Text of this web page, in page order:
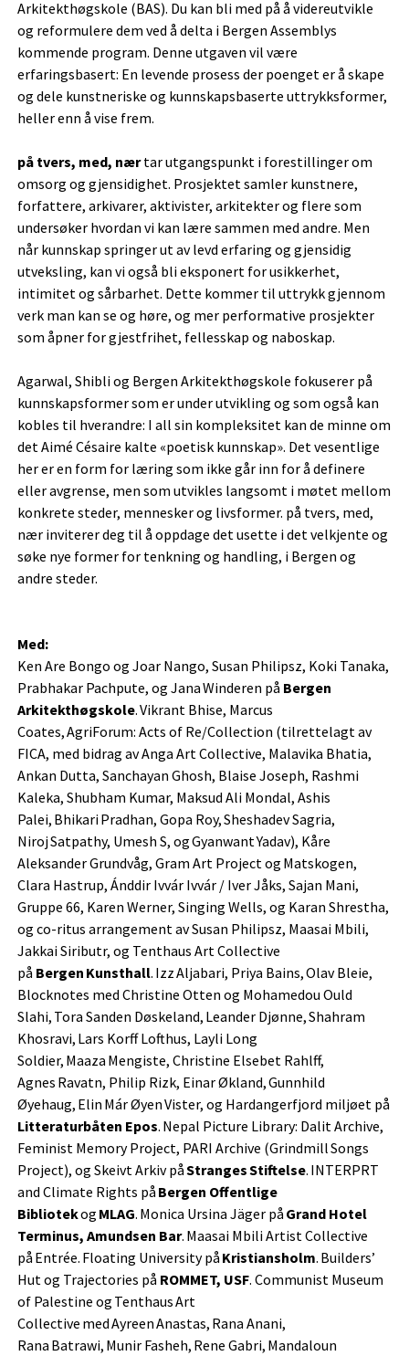
Arkitekthøgskole (BAS). Du kan bli med på å videreutvikle
og reformulere dem ved å delta i Bergen Assemblys
kommende program. Denne utgaven vil være
erfaringsbasert: En levende prosess der poenget er å skape
og dele kunstneriske og kunnskapsbaserte uttrykksformer,
heller enn å vise frem.
på tvers, med, nærtar utgangspunkt i forestillinger om
omsorg og gjensidighet. Prosjektet samler kunstnere,
forfattere, arkivarer, aktivister, arkitekter og flere som
undersøker hvordan vi kan lære sammen med andre. Men
når kunnskap springer ut av levd erfaring og gjensidig
utveksling, kan vi også bli eksponert for usikkerhet,
intimitet og sårbarhet. Dette kommer til uttrykk gjennom
verk man kan se og høre, og mer performative prosjekter
som åpner for gjestfrihet, fellesskap og naboskap.
Agarwal, Shibli og Bergen Arkitekthøgskole fokuserer på
kunnskapsformer som er under utvikling og som også kan
kobles til hverandre: I all sin kompleksitet kan de minne om
det Aimé Césaire kalte «poetisk kunnskap». Det vesentlige
her er en form for læring som ikke går inn for å definere
eller avgrense, men som utvikles langsomt i møtet mellom
konkrete steder, mennesker og livsformer. på tvers, med,
nær inviterer deg til å oppdage det usette i det velkjente og
søke nye former for tenkning og handling, i Bergen og
andre steder.
Med:
Ken Are Bongo og Joar Nango, Susan Philipsz, Koki Tanaka,
Prabhakar Pachpute, og Jana Winderen på Bergen
Arkitekthøgskole. Vikrant Bhise, Marcus
Coates, AgriForum: Acts of Re/Collection (tilrettelagt av
FICA, med bidrag av Anga Art Collective, Malavika Bhatia,
Ankan Dutta, Sanchayan Ghosh, Blaise Joseph, Rashmi
Kaleka, Shubham Kumar, Maksud Ali Mondal, Ashis
Palei, Bhikari Pradhan, Gopa Roy, Sheshadev Sagria,
Niroj Satpathy, Umesh S, og Gyanwant Yadav), Kåre
Aleksander Grundvåg, Gram Art Project og Matskogen,
Clara Hastrup, Ánddir Ivvár Ivvár / Iver Jåks, Sajan Mani,
Gruppe 66, Karen Werner, Singing Wells, og Karan Shrestha,
og co-ritus arrangement av Susan Philipsz, Maasai Mbili,
Jakkai Siributr, og Tenthaus Art Collective
på Bergen Kunsthall. Izz Aljabari, Priya Bains, Olav Bleie,
Blocknotes med Christine Otten og Mohamedou Ould
Slahi, Tora Sanden Døskeland, Leander Djønne, Shahram
Khosravi, Lars Korff Lofthus, Layli Long
Soldier, Maaza Mengiste, Christine Elsebet Rahlff,
Agnes Ravatn, Philip Rizk, Einar Økland, Gunnhild
Øyehaug, Elin Már Øyen Vister, og Hardangerfjord miljøet på
Litteraturbåten Epos. Nepal Picture Library: Dalit Archive,
Feminist Memory Project, PARI Archive (Grindmill Songs
Project), og Skeivt Arkiv påStranges Stiftelse. INTERPRT
and Climate Rights på Bergen Offentlige
Bibliotekog MLAG. Monica Ursina Jäger på Grand Hotel
Terminus, Amundsen Bar. Maasai Mbili Artist Collective
på Entrée. Floating University på Kristiansholm. Builders’
Hut og Trajectories på ROMMET, USF. Communist Museum
of Palestine og Tenthaus Art
Collective med Ayreen Anastas, Rana Anani,
Rana Batrawi, Munir Fasheh, Rene Gabri, Mandaloun